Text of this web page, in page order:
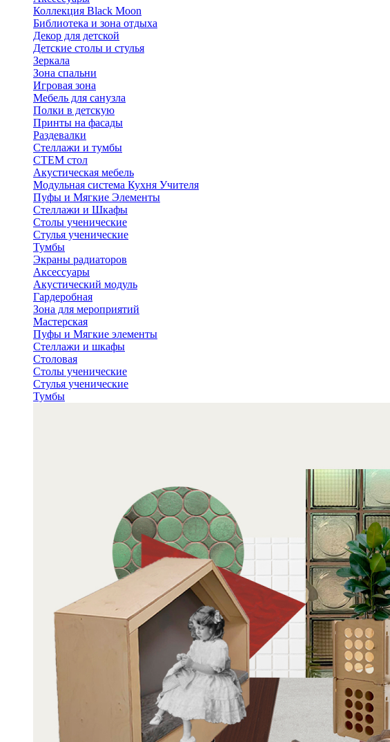
Коллекция Black Moon
Библиотека и зона отдыха
Декор для детской
Детские столы и стулья
Зеркала
Зона спальни
Игровая зона
Мебель для санузла
Полки в детскую
Принты на фасады
Раздевалки
Стеллажи и тумбы
СТЕМ стол
Акустическая мебель
Модульная система Кухня Учителя
Пуфы и Мягкие Элементы
Стеллажи и Шкафы
Столы ученические
Стулья ученические
Тумбы
Экраны радиаторов
Аксессуары
Акустический модуль
Гардеробная
Зона для мероприятий
Мастерская
Пуфы и Мягкие элементы
Стеллажи и шкафы
Столовая
Столы ученические
Стулья ученические
Тумбы